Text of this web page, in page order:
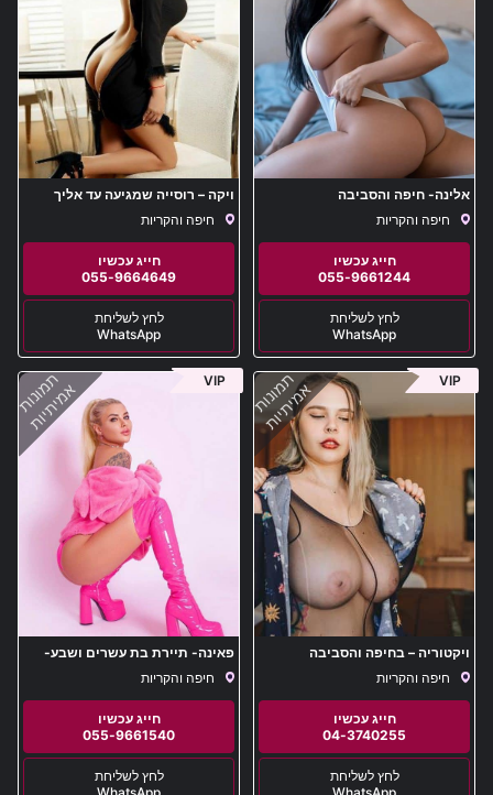
אלינה- חיפה והסביבה
חיפה והקריות
055-9661244
WhatsApp
ויקה – רוסייה שמגיעה עד אליך
בחיפה והסביבה
חיפה והקריות
055-9664649
WhatsApp
תמונות
אמיתיות VIP
ויקטוריה – בחיפה והסביבה
חיפה והקריות
04-3740255
תמונות
אמיתיות VIP
פאינה- תיירת בת עשרים ושבע-
באור הצפון
חיפה והקריות
055-9661540